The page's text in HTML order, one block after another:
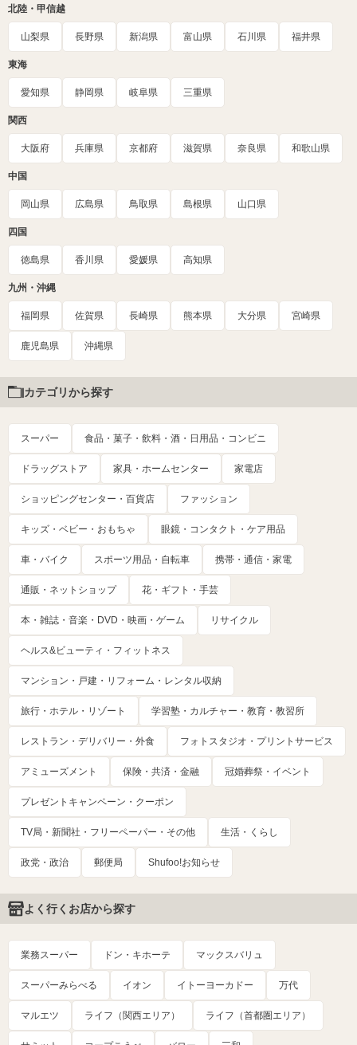
北陸・甲信越
山梨県 長野県 新潟県 富山県 石川県 福井県
東海
愛知県 静岡県 岐阜県 三重県
関西
大阪府 兵庫県 京都府 滋賀県 奈良県 和歌山県
中国
岡山県 広島県 鳥取県 島根県 山口県
四国
徳島県 香川県 愛媛県 高知県
九州・沖縄
福岡県 佐賀県 長崎県 熊本県 大分県 宮崎県
鹿児島県 沖縄県
カテゴリから探す
スーパー 食品・菓子・飲料・酒・日用品・コンビニ
ドラッグストア 家具・ホームセンター 家電店
ショッピングセンター・百貨店 ファッション
キッズ・ベビー・おもちゃ 眼鏡・コンタクト・ケア用品
車・バイク スポーツ用品・自転車 携帯・通信・家電
通販・ネットショップ 花・ギフト・手芸
本・雑誌・音楽・DVD・映画・ゲーム リサイクル
ヘルス&ビューティ・フィットネス
マンション・戸建・リフォーム・レンタル収納
旅行・ホテル・リゾート 学習塾・カルチャー・教育・教習所
レストラン・デリバリー・外食 フォトスタジオ・プリントサービス
アミューズメント 保険・共済・金融 冠婚葬祭・イベント
プレゼントキャンペーン・クーポン
TV局・新聞社・フリーペーパー・その他 生活・くらし
政党・政治 郵便局 Shufoo!お知らせ
よく行くお店から探す
業務スーパー ドン・キホーテ マックスバリュ
スーパーみらべる イオン イトーヨーカドー 万代
マルエツ ライフ（関西エリア） ライフ（首都圏エリア）